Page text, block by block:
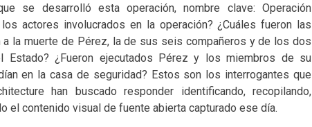
se desarrolló esta operación, nombre clave: Operación
actores involucrados en la operación? ¿Cuáles fueron las
a la muerte de Pérez, la de sus seis compañeros y de los dos
Estado? ¿Fueron ejecutados Pérez y los miembros de su
en la casa de seguridad? Estos son los interrogantes que
han buscado responder identificando, recopilando,
el contenido visual de fuente abierta capturado ese día.